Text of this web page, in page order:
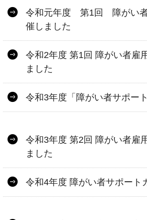
令和元年度 第1回 障がい者
催しました
令和2年度 第1回 障がい者雇
ました
令和3年度「障がい者サポー
令和3年度 第2回 障がい者雇
ました
令和4年度 障がい者サポート